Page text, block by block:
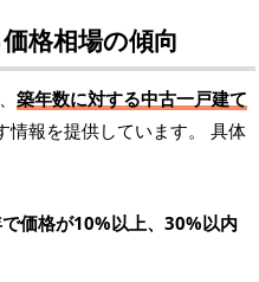
格相場の傾向
築年数に対する中古一戸建て
情報を提供しています。 具体
価格が10%以上、30%以内